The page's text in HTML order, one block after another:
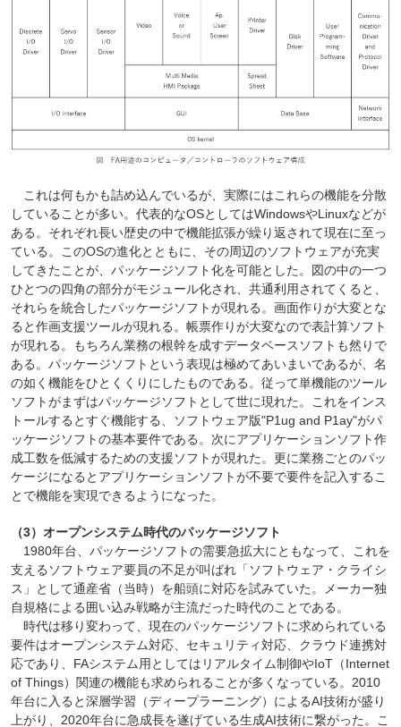
これは何もかも詰め込んでいるが、実際にはこれらの機能を分散
していることが多い。代表的なOSとしてはWindowsやLinuxなどが
ある。それぞれ長い歴史の中で機能拡張が繰り返されて現在に至っ
ている。このOSの進化とともに、その周辺のソフトウェアが充実
してきたことが、パッケージソフト化を可能とした。図の中の一つ
ひとつの四角の部分がモジュール化され、共通利用されてくると、
それらを統合したパッケージソフトが現れる。画面作りが大変とな
ると作画支援ツールが現れる。帳票作りが大変なので表計算ソフト
が現れる。もちろん業務の根幹を成すデータベースソフトも然りで
ある。パッケージソフトという表現は極めてあいまいであるが、名
の如く機能をひとくくりにしたものである。従って単機能のツール
ソフトがまずはパッケージソフトとして世に現れた。これをインス
トールするとすぐ機能する、ソフトウェア版"P1ug and P1ay"がパ
ッケージソフトの基本要件である。次にアプリケーションソフト作
成工数を低減するための支援ソフトが現れた。更に業務ごとのパッ
ケージになるとアプリケーションソフトが不要で要件を記入するこ
とで機能を実現できるようになった。
（3）オープンシステム時代のパッケージソフト
1980年台、パッケージソフトの需要急拡大にともなって、これを
支えるソフトウェア要員の不足が叫ばれ「ソフトウェア・クライシ
ス」として通産省（当時）を船頭に対応を試みていた。メーカー独
自規格による囲い込み戦略が主流だった時代のことである。
時代は移り変わって、現在のパッケージソフトに求められている
要件はオープンシステム対応、セキュリティ対応、クラウド連携対
応であり、FAシステム用としてはリアルタイム制御やIoT（Internet
of Things）関連の機能も求められることが多くなっている。2010
年台に入ると深層学習（ディープラーニング）によるAI技術が盛り
上がり、2020年台に急成長を遂げている生成AI技術に繋がった。こ